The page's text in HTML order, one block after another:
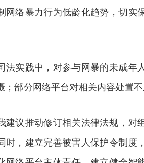
网络暴力行为低龄化趋势，切实
实践中，对参与网暴的未成年
；部分网络平台对相关内容处置
议推动修订相关法律法规，对
时，建立完善被害人保护令制度